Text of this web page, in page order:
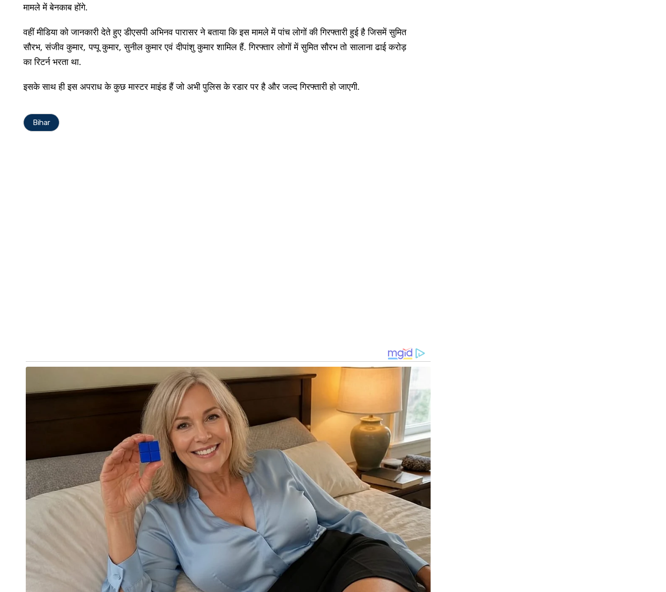
मामले में बेनकाब होंगे.
वहीं मीडिया को जानकारी देते हुए डीएसपी अभिनव पारासर ने बताया कि इस मामले में पांच लोगों की गिरफ्तारी हुई है जिसमें सुमित
सौरभ, संजीव कुमार, पप्पू कुमार, सुनील कुमार एवं दीपांशु कुमार शामिल हैं. गिरफ्तार लोगों में सुमित सौरभ तो सालाना ढाई करोड़
का रिटर्न भरता था.
इसके साथ ही इस अपराध के कुछ मास्टर माइंड हैं जो अभी पुलिस के रडार पर है और जल्द गिरफ्तारी हो जाएगी.
Bihar